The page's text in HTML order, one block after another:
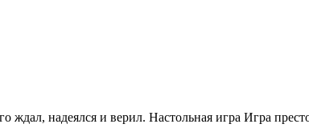
надеялся и верил. Настольная игра Игра